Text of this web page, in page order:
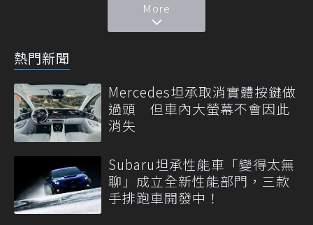
More
熱門新聞
Mercedes坦承取消實體按鍵做
過頭 但車內大螢幕不會因此
消失
Subaru坦承性能車「變得太無
聊」成立全新性能部門，三款
手排跑車開發中！